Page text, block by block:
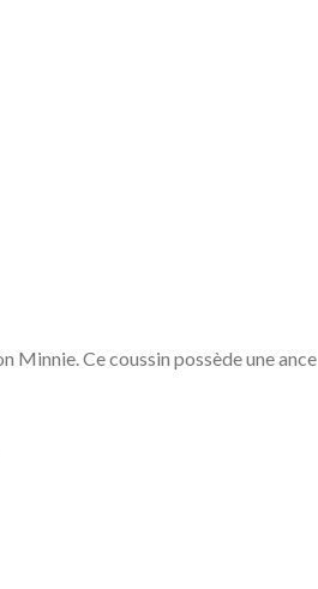
Minnie. Ce coussin possède une ance